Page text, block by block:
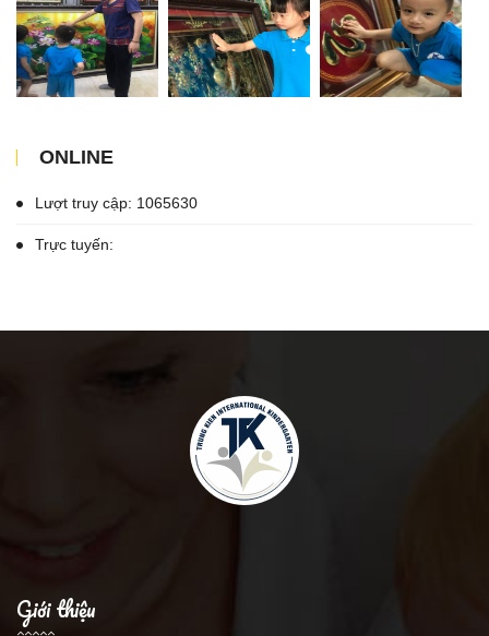
ONLINE
Lượt truy cập: 1065630
Trực tuyến:
Giới thiệu